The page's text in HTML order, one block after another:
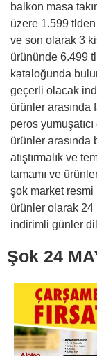
balkon masa
üzere 1.599
ve son olarak 3
ürününde 6.499
kataloğunda
geçerli olacak
ürünler arasında
peros
ürünler arasında
atıştırmalık ve
tamamı ve
şok market
ürünler olarak 24
indirimli günler
Şok 24